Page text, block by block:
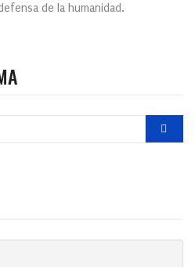
de la humanidad.